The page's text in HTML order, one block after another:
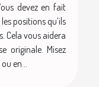
devez en fait
positions qu’ils
Cela vous aidera
originale. Misez
en...